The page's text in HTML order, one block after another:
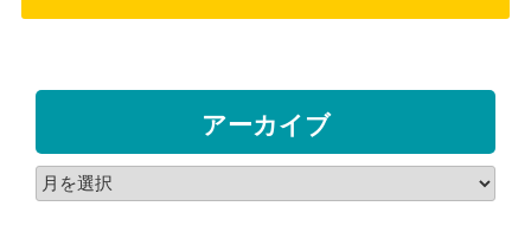
アーカイブ